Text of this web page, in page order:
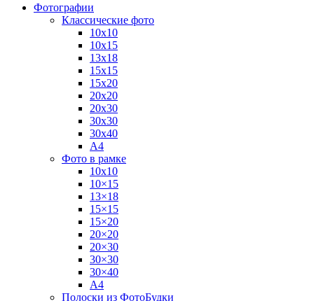
Фотографии
Классические фото
10х10
10х15
13х18
15х15
15х20
20х20
20х30
30х30
30х40
А4
Фото в рамке
10х10
10×15
13×18
15×15
15×20
20×20
20×30
30×30
30×40
A4
Полоски из ФотоБудки